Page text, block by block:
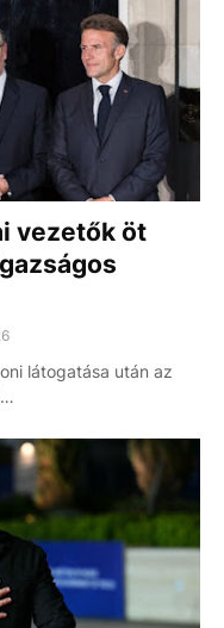
vezetők öt
látogatása után az